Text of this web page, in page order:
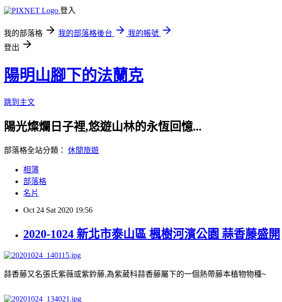
登入
我的部落格 我的部落格後台
我的帳號
登出
陽明山腳下的法蘭克
跳到主文
陽光燦爛日子裡,悠遊山林的永恆回憶...
部落格全站分類： 休閒旅遊
相簿
部落格
名片
Oct 24 Sat 2020 19:56
2020-1024 新北市泰山區 楓樹河濱公園 蒜香藤盛開
蒜香藤又名張氏紫薇或紫鈴藤,為紫葳科蒜香藤屬下的一個熱帶藤本植物物種~